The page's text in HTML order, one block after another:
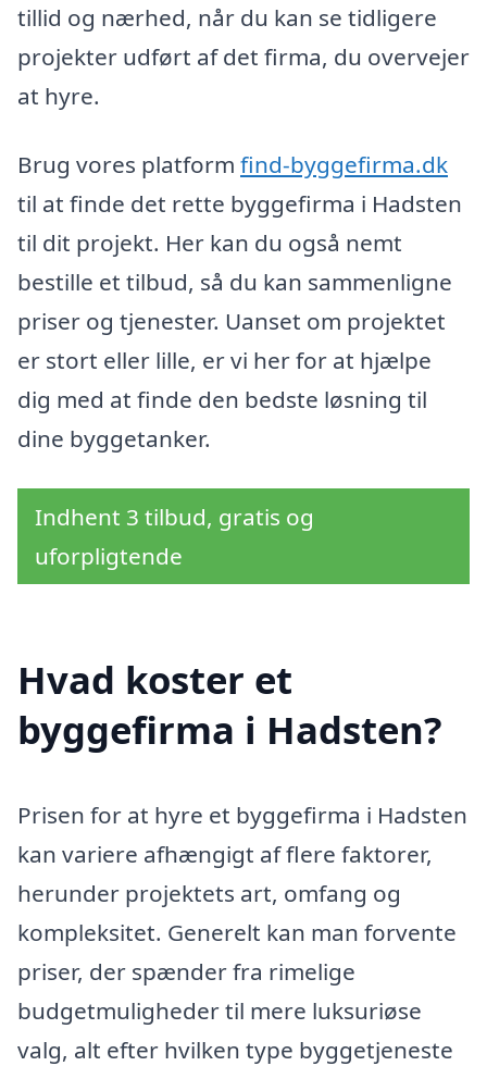
tillid og nærhed, når du kan se tidligere
projekter udført af det firma, du overvejer
at hyre.
Brug vores platform find-byggefirma.dk
til at finde det rette byggefirma i Hadsten
til dit projekt. Her kan du også nemt
bestille et tilbud, så du kan sammenligne
priser og tjenester. Uanset om projektet
er stort eller lille, er vi her for at hjælpe
dig med at finde den bedste løsning til
dine byggetanker.
Indhent 3 tilbud, gratis og
uforpligtende
Hvad koster et
byggefirma i Hadsten?
Prisen for at hyre et byggefirma i Hadsten
kan variere afhængigt af flere faktorer,
herunder projektets art, omfang og
kompleksitet. Generelt kan man forvente
priser, der spænder fra rimelige
budgetmuligheder til mere luksuriøse
valg, alt efter hvilken type byggetjeneste